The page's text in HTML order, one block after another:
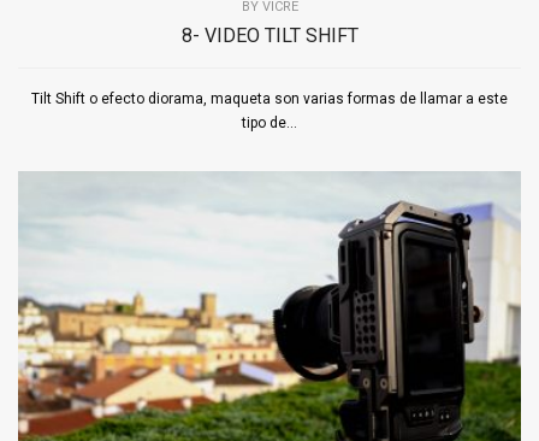
BY VICRE
8- VIDEO TILT SHIFT
Tilt Shift o efecto diorama, maqueta son varias formas de llamar a este
tipo de...